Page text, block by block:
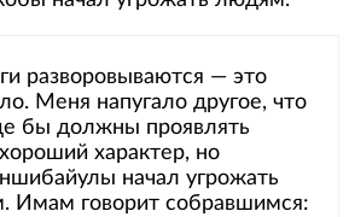
разворовываются — это
Меня напугало другое, что
бы должны проявлять
характер, но
начал угрожать
Имам говорит собравшимся: